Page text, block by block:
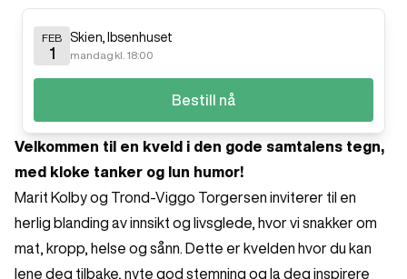
FEB
1
Skien Ibsenhuset
mandag kl. 18:00
Bestill nå
Velkommen til en kveld i den gode samtalens tegn,
med kloke tanker og lun humor!
Marit Kolby og Trond-Viggo Torgersen inviterer til en
herlig blanding av innsikt og livsglede, hvor vi snakker om
mat, kropp, helse og sånn. Dette er kvelden hvor du kan
lene deg tilbake, nyte god stemning og la deg inspirere